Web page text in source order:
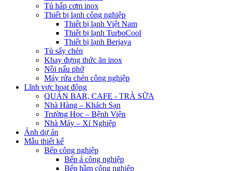
Tủ hấp cơm inox
Thiết bị lạnh công nghiệp
Thiết bị lạnh Việt Nam
Thiết bị lạnh TurboCool
Thiết bị lạnh Berjaya
Tủ sấy chén
Khay đựng thức ăn inox
Nồi nấu phở
Máy rửa chén công nghiệp
Lĩnh vực hoạt động
QUÁN BAR, CAFE - TRÀ SỮA
Nhà Hàng – Khách Sạn
Trường Học – Bệnh Viện
Nhà Máy – Xí Nghiệp
Ảnh dự án
Mẫu thiết kế
Bếp công nghiệp
Bếp á công nghiệp
Bếp hầm công nghiệp